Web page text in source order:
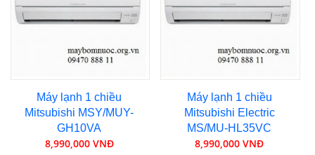
Máy lạnh 1 chiều
Mitsubishi MSY/MUY-
GH10VA
8,990,000 VNĐ
Máy lạnh 1 chiều
Mitsubishi Electric
MS/MU-HL35VC
8,990,000 VNĐ